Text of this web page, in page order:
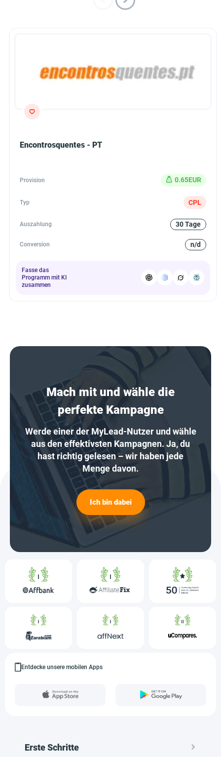
Encontrosquentes - PT
Provision 0.65EUR
Typ CPL
Auszahlung 30 Tage
Conversion n/d
Fasse das
Programm mit KI
zusammen
Mach mit und wähle die
perfekte Kampagne
Werde einer der MyLead-Nutzer und wähle
aus den effektivsten Kampagnen. Ja, du
hast richtig gelesen – wir haben jede
Menge davon.
Ich bin dabei
Entdecke unsere mobilen Apps
Erste Schritte